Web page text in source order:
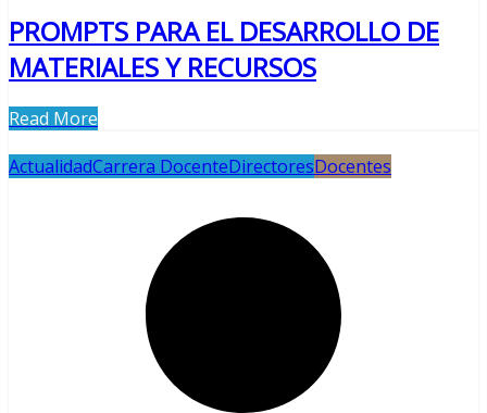
PROMPTS PARA EL DESARROLLO DE
MATERIALES Y RECURSOS
Read More
ActualidadCarrera DocenteDirectoresDocentes